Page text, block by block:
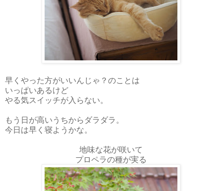
早くやった方がいいんじゃ？のことは
いっぱいあるけど
やる気スイッチが入らない。
もう日が高いうちからダラダラ。
今日は早く寝ようかな。
地味な花が咲いて
プロペラの種が実る